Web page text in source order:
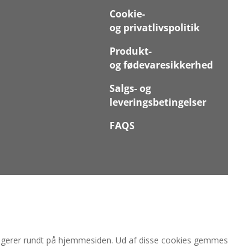
Cookie-
og privatlivspolitik
Produkt-
og fødevaresikkerhed
Salgs- og
leveringsbetingelser
FAQS
rundt på hjemmesiden. Ud af disse cookies